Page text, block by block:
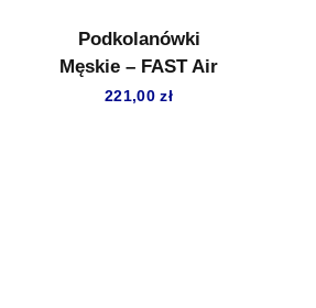
Podkolanówki
Męskie – FAST Air
221,00zł